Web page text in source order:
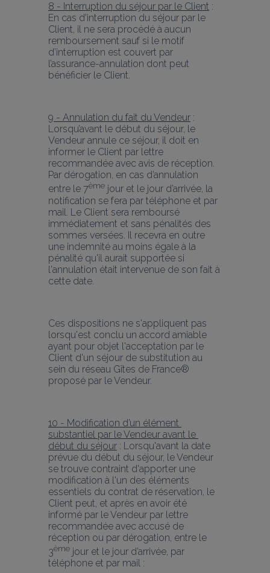
8 - Interruption du séjour par le Client :
En cas d'interruption du séjour par le
Client, il ne sera procédé à aucun
remboursement sauf si le motif
d’interruption est couvert par
l’assurance-annulation dont peut
bénéficier le Client.
9 - Annulation du fait du Vendeur :
Lorsqu’avant le début du séjour, le
Vendeur annule ce séjour, il doit en
informer le Client par lettre
recommandée avec avis de réception.
Par dérogation, en cas d’annulation
entre le 7ème jour et le jour d’arrivée, la
notification se fera par téléphone et par
mail. Le Client sera remboursé
immédiatement et sans pénalités des
sommes versées. Il recevra en outre
une indemnité au moins égale à la
pénalité qu'il aurait supportée si
l'annulation était intervenue de son fait à
cette date.
Ces dispositions ne s'appliquent pas
lorsqu'est conclu un accord amiable
ayant pour objet l'acceptation par le
Client d'un séjour de substitution au
sein du réseau Gîtes de France®
proposé par le Vendeur.
10 - Modification d’un élément
substantiel par le Vendeur avant le
début du séjour : Lorsqu'avant la date
prévue du début du séjour, le Vendeur
se trouve contraint d'apporter une
modification à l'un des éléments
essentiels du contrat de réservation, le
Client peut, et après en avoir été
informé par le Vendeur par lettre
recommandée avec accusé de
réception ou par dérogation, entre le
3ème jour et le jour d’arrivée, par
téléphone et par mail :